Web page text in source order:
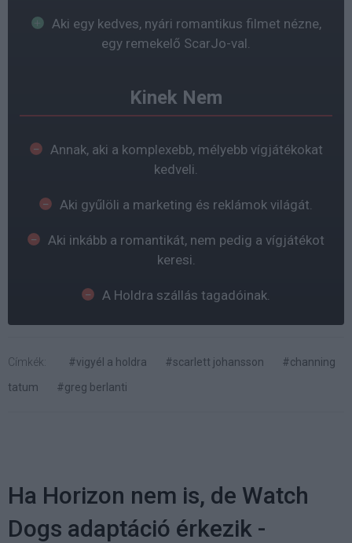
Aki egy kedves, nyári romantikus filmet nézne,
egy remekelő ScarJo-val.
Kinek Nem
Annak, aki a komplexebb, mélyebb vígjátékokat
kedveli.
Aki gyűlöli a marketing és reklámok világát.
Aki inkább a romantikát, nem pedig a vígjátékot
keresi.
A Holdra szállás tagadóinak.
Címkék: #vigyél a holdra #scarlett johansson
#channing
tatum
#greg berlanti
Ha Horizon nem is, de Watch
Dogs adaptáció érkezik -